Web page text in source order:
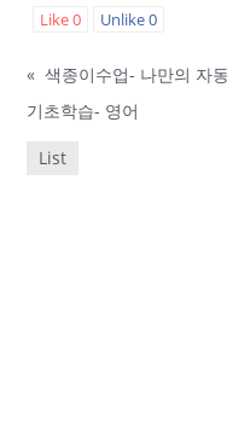
Like0 Unlike0
« 색종이수업- 나만의 자
기초학습- 영어
List